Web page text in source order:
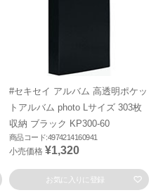
#セキセイ アルバム 高透明ポケッ
トアルバム photo Lサイズ 303枚
収納 ブラック KP300-60
商品コード:4974214160941
小売価格 ¥1,320
お気に入りに登録